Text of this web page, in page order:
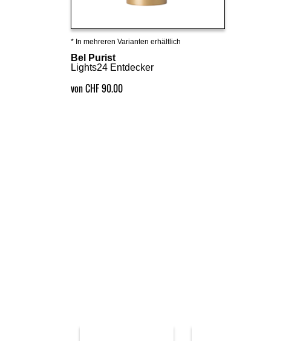
Details ansehen
* In mehreren Varianten erhältlich
Bel Purist
Lights24 Entdecker
von CHF 90.00